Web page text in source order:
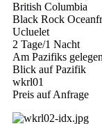
British Columbia
Black Rock
Ucluelet
2 Tage/1 Nacht
Am Pazifiks
Blick auf Pazifik
wkrl01
Preis auf Anfrage